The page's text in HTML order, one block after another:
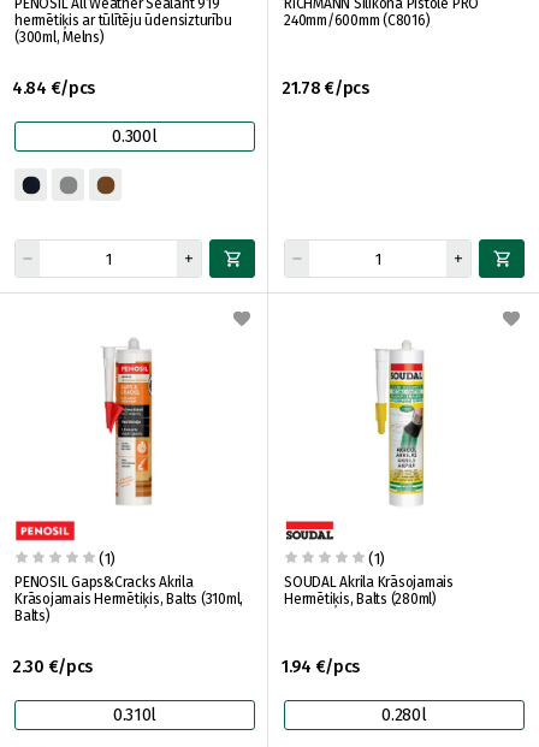
PENOSIL All Weather Sealant 919
hermētiķis ar tūlītēju ūdensizturību
(300ml, Melns)
4.84 €/pcs
0.300l
RICHMANN Silikona Pistole PRO
240mm/600mm (C8016)
21.78 €/pcs
(1)
PENOSIL Gaps&Cracks Akrila
Krāsojamais Hermētiķis, Balts (310ml,
Balts)
2.30 €/pcs
0.310l
(1)
SOUDAL Akrila Krāsojamais
Hermētiķis, Balts (280ml)
1.94 €/pcs
0.280l